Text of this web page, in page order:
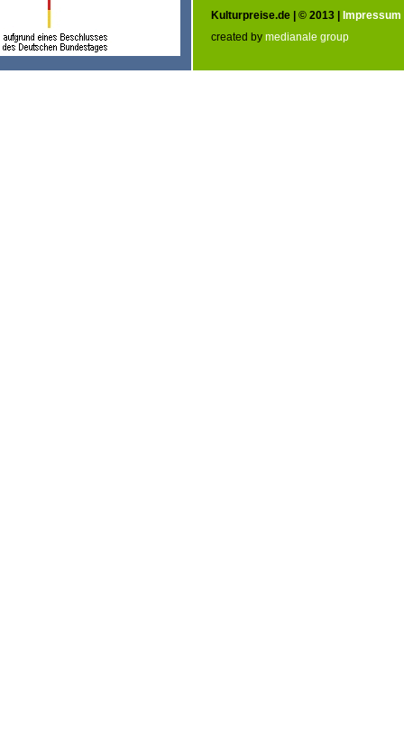
Kulturpreise.de | © 2013 | Impressum
created by medianale group